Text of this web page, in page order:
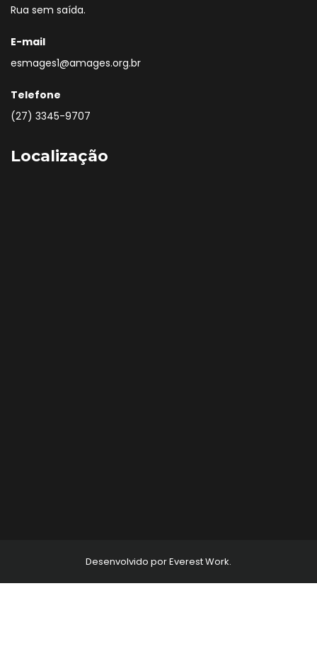
Rua sem saída.
E-mail
esmages1@amages.org.br
Telefone
(27) 3345-9707
Localização
Desenvolvido por Everest Work.